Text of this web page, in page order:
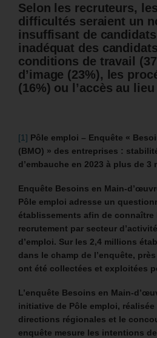
Selon les recruteurs,
difficultés seraient un n
insuffisant de candidats
inadéquat des
conditions de travail
d’image (23%), les p
(16%) ou l’accès au
[1] Pôle emploi – Enquête «
(BMO) » des entreprises :
d’embauche en 2023 à plus de 3
Enquête Besoins en Main-
Pôle emploi adresse un
établissements afin de connaître
recrutement par secteur
d’emploi. Sur les 2,4 millions
dans le champ de l’enquête,
ont été collectées et exploitées
L’enquête Besoins en Main-
initiative de Pôle emploi, réalisée
directions régionales et le
enquête mesure les intentions